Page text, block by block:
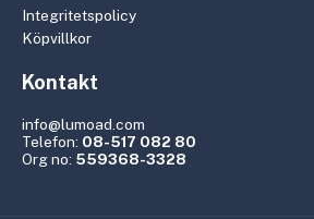
Integritetspolicy
Köpvillkor
Kontakt
info@lumoad.com
Telefon: 08-517 082 80
Org no: 559368-3328